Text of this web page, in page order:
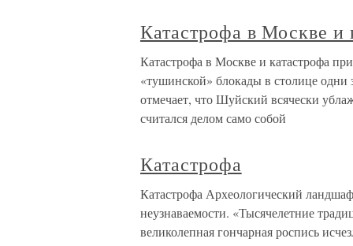
Катастрофа в Москве
Катастрофа в Москве и катастрофа
«тушинской» блокады в столице
отмечает, что Шуйский всячески
считался делом само собой
Катастрофа
Катастрофа Археологический
неузнаваемости. «Тысячелетние
великолепная гончарная роспись